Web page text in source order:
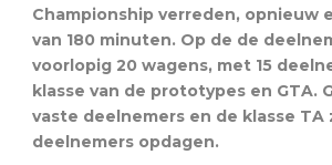
Championship verreden, opnieuw
van 180 minuten. Op de de
voorlopig 20 wagens, met 15
klasse van de prototypes en GTA.
vaste deelnemers en de klasse TA
deelnemers opdagen.